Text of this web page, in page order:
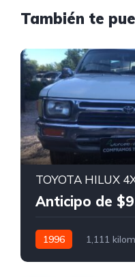
También te
Anticipo de
1996
1,111